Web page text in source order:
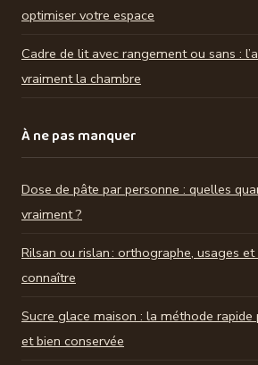
optimiser votre espace
Cadre de lit avec rangement ou sans :
vraiment la chambre
À ne pas manquer
Dose de pâte par personne : quelles
vraiment ?
Rilsan ou rislan : orthographe, usages
connaître
Sucre glace maison : la méthode
et bien conservée